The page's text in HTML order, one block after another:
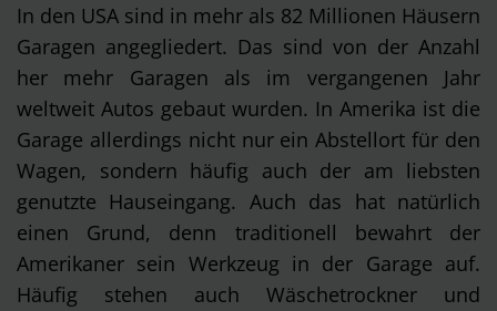
In den USA sind in mehr als 82 Millionen Häusern
Garagen angegliedert. Das sind von der Anzahl
her mehr Garagen als im vergangenen Jahr
weltweit Autos gebaut wurden. In Amerika ist die
Garage allerdings nicht nur ein Abstellort für den
Wagen, sondern häufig auch der am liebsten
genutzte Hauseingang. Auch das hat natürlich
einen Grund, denn traditionell bewahrt der
Amerikaner sein Werkzeug in der Garage auf.
Häufig stehen auch Wäschetrockner und